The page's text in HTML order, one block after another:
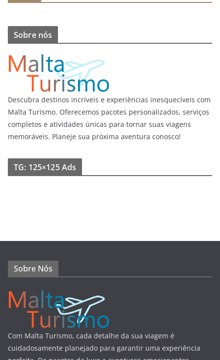
Sobre nós
Descubra destinos incríveis e experiências inesquecíveis com
Malta Turismo. Oferecemos pacotes personalizados, serviços
completos e atividades únicas para tornar suas viagens
memoráveis. Planeje sua próxima aventura conosco!
TG: 125×125 Ads
Sobre Nós
Com Malta Turismo, cada detalhe da sua viagem é
cuidadosamente planejado para garantir uma experiência